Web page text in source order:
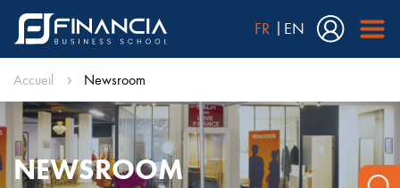
FR EN
Accueil Newsroom
NEWSROOM